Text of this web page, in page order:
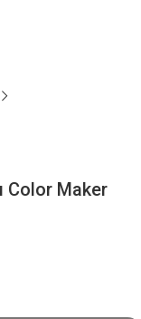
Color Maker